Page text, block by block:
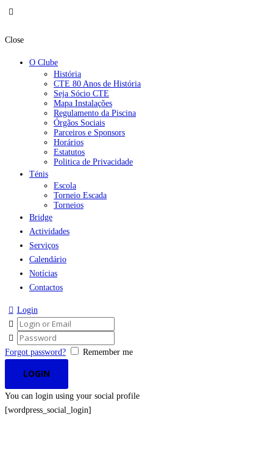
Close
O Clube
História
CTE 80 Anos de História
Seja Sócio CTE
Mapa Instalações
Regulamento da Piscina
Órgãos Sociais
Parceiros e Sponsors
Horários
Estatutos
Politica de Privacidade
Ténis
Escola
Torneio Escada
Torneios
Bridge
Actividades
Serviços
Calendário
Notícias
Contactos
Login
Forgot password? Remember me
You can login using your social profile
[wordpress_social_login]